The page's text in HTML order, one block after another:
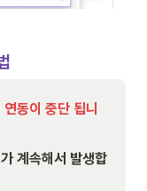
동이 중단 됩니
계속해서 발생합